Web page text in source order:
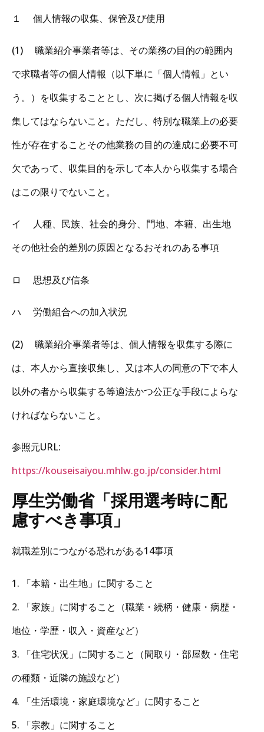
１ 個人情報の収集、保管及び使用
(1) 職業紹介事業者等は、その業務の目的の範囲内
で求職者等の個人情報（以下単に「個人情報」とい
う。）を収集することとし、次に掲げる個人情報を収
集してはならないこと。ただし、特別な職業上の必要
性が存在することその他業務の目的の達成に必要不可
欠であって、収集目的を示して本人から収集する場合
はこの限りでないこと。
イ 人種、民族、社会的身分、門地、本籍、出生地
その他社会的差別の原因となるおそれのある事項
ロ 思想及び信条
ハ 労働組合への加入状況
(2) 職業紹介事業者等は、個人情報を収集する際に
は、本人から直接収集し、又は本人の同意の下で本人
以外の者から収集する等適法かつ公正な手段によらな
ければならないこと。
参照元URL:
https://kouseisaiyou.mhlw.go.jp/consider.html
厚生労働省「採用選考時に配
慮すべき事項」
就職差別につながる恐れがある14事項
1. 「本籍・出生地」に関すること
2. 「家族」に関すること（職業・続柄・健康・病歴・
地位・学歴・収入・資産など）
3. 「住宅状況」に関すること（間取り・部屋数・住宅
の種類・近隣の施設など）
4. 「生活環境・家庭環境など」に関すること
5. 「宗教」に関すること